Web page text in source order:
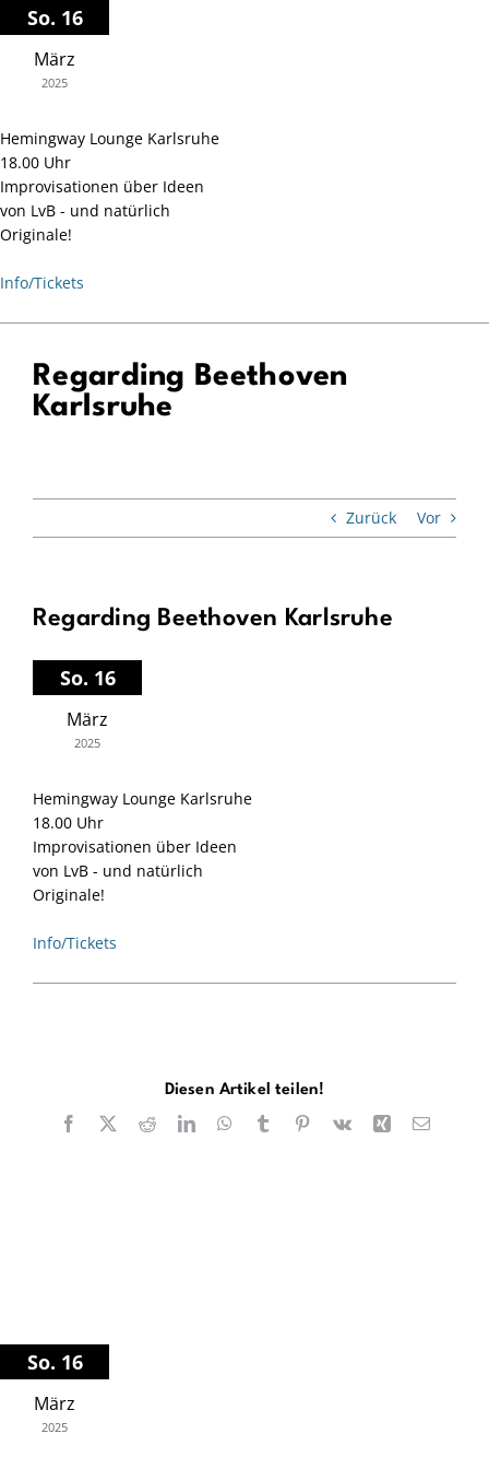
Zum
Inhalt
springen
So. 16
März
2025
Hemingway Lounge Karlsruhe
18.00 Uhr
Improvisationen über Ideen
von LvB - und natürlich
Originale!
Info/Tickets
Regarding Beethoven
Karlsruhe
Zurück Vor
Regarding Beethoven Karlsruhe
So. 16
März
2025
Hemingway Lounge Karlsruhe
18.00 Uhr
Improvisationen über Ideen
von LvB - und natürlich
Originale!
Info/Tickets
Diesen Artikel teilen!
Facebook
X RedditLinkedInWhatsApp
TumblrPinterest
Vk Xing E-
So. 16
März
2025